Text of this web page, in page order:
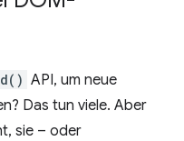
API, um neue
Das tun viele. Aber
sie – oder